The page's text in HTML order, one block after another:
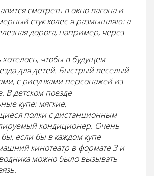
смотреть в окно вагона и
стук колес я размышляю: а
дорога, например, через
чтобы в будущем
для детей. Быстрый веселый
с рисунками персонажей из
В детском поезде
купе: мягкие,
полки с дистанционным
кондиционер. Очень
если бы в каждом купе
кинотеатр в формате 3 и
можно было вызывать